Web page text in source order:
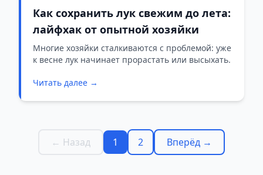
Как сохранить лук свежим до лета:
лайфхак от опытной хозяйки
Многие хозяйки сталкиваются с проблемой: уже
к весне лук начинает прорастать или высыхать.
Читать далее →
← Назад 1 2 Вперёд →